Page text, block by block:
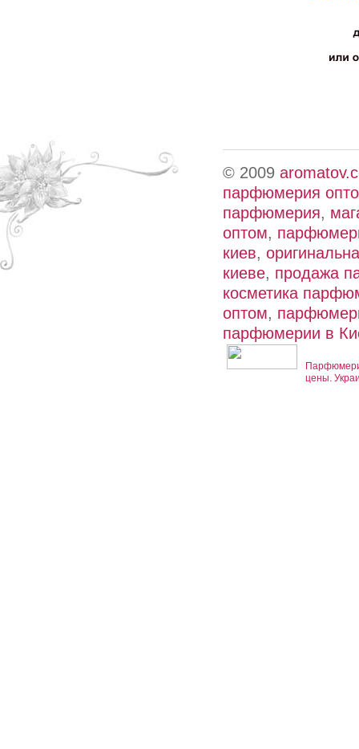
© 2009
парфюмерия
парфюмерия,
оптом,
киев,
киеве, продажа
косметика
оптом,
парфюмерии в
цены.